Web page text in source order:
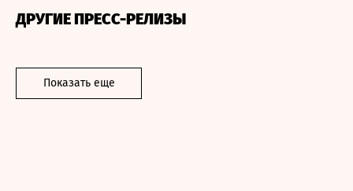
ДРУГИЕ ПРЕСС-РЕЛИЗЫ
Показать еще